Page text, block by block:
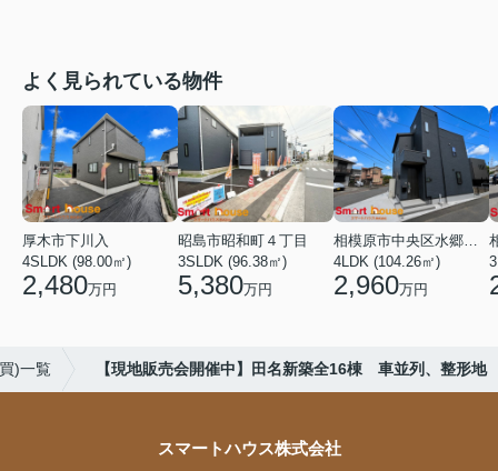
よく見られている物件
厚木市下川入
4SLDK (98.00㎡)
2,480万円
昭島市昭和町４丁目
3SLDK (96.38㎡)
5,380万円
相模原市中央区水郷田名２丁目
4LDK (104.26㎡)
2,960万円
)一覧 【現地販売会開催中】田名新築全16棟 車並列、整形地
スマートハウス株式会社